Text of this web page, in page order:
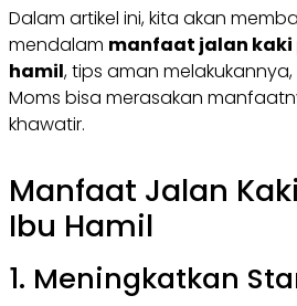
Dalam artikel ini, kita akan
mendalam manfaat jalan kaki
hamil, tips aman
Moms bisa merasakan
khawatir.
Manfaat Jalan
Ibu Hamil
1. Meningkatkan